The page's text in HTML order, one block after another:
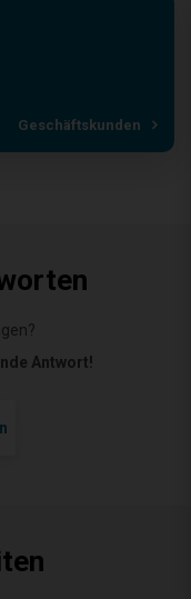
Geschäftskunden
Antwort!